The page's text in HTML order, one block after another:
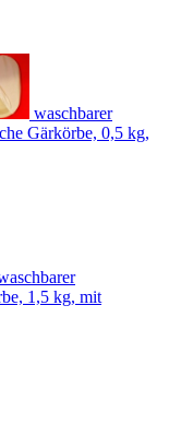
waschbarer
Gärkörbe, 0,5 kg,
1,5 kg, mit